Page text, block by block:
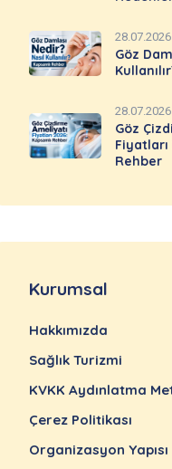
28.07.2026
Göz
28.07.2026
Göz
Fiyatları
Rehber
Kurumsal
Hakkımızda
Sağlık Turizmi
KVKK Aydınlatma
Çerez Politikası
Organizasyon Yapısı